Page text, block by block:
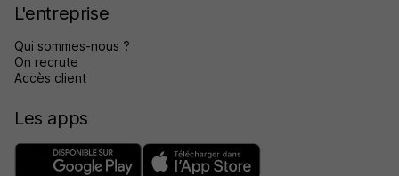
L'entreprise
Qui sommes-nous ?
On recrute
Accès client
Les apps